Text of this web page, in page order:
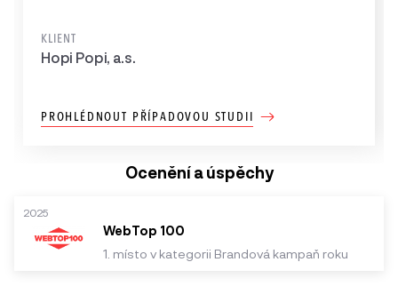
KLIENT
Hopi Popi, a.s.
PROHLÉDNOUT PŘÍPADOVOU STUDII
Ocenění a úspěchy
2025
WebTop 100
1. místo v kategorii Brandová kampaň roku